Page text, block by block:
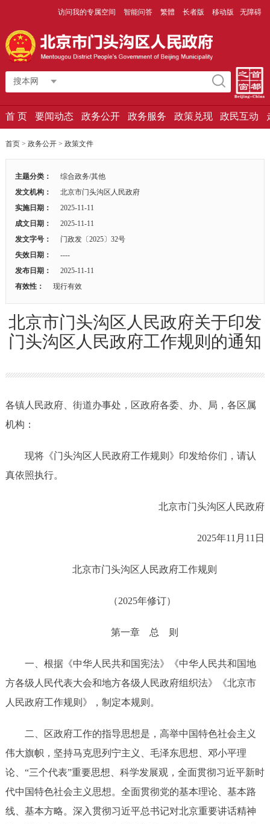
访问我的专属空间 智能问答 繁體 长者版 移动版 无障碍
搜本网
首 页 要闻动态 政务公开 政务服务 政策兑现 政民互动
首页> 政务公开> 政策文件
主题分类：
综合政务/其他
发文机构：
北京市门头沟区人民政府
实施日期：
2025-11-11
成文日期：
2025-11-11
发文字号：
门政发〔2025〕32号
失效日期：
----
发布日期：
2025-11-11
有效性：
现行有效
北京市门头沟区人民政府关于印发
门头沟区人民政府工作规则的通知
各镇人民政府、街道办事处，区政府各委、办、局，各区属
机构：
现将《门头沟区人民政府工作规则》印发给你们，请认
真依照执行。
北京市门头沟区人民政府
2025年11月11日
北京市门头沟区人民政府工作规则
（2025年修订）
第一章 总 则
一、 根据《中华人民共和国宪法》《中华人民共和国地
方各级人民代表大会和地方各级人民政府组织法》《北京市
人民政府工作规则》
， 制定本规则。
二、
区政府工作的指导思想是，高举中国特色社会主义
伟大旗帜，坚持马克思列宁主义、毛泽东思想、邓小平理
论、 “三个代表”重要思想、科学发展观，全面贯彻习近平新时
代中国特色社会主义思想。全面贯彻党的基本理论、基本路
线、基本方略。深入贯彻习近平总书记对北京重要讲话精神